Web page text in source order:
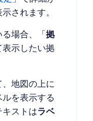
されます。
場合、「 拠
表示したい拠
、地図の上に
ルを表示する
キストはラベ